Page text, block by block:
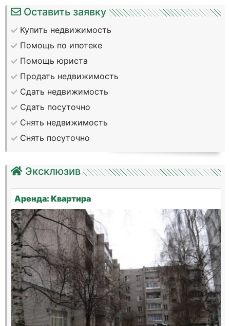
Оставить заявку
Купить недвижимость
Помощь по ипотеке
Помощь юриста
Продать недвижимость
Сдать недвижимость
Сдать посуточно
Снять недвижимость
Снять посуточно
Эксклюзив
Аренда: Квартира